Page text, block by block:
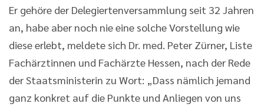
Er gehöre der Delegiertenversammlung seit 32 Jahren
an, habe aber noch nie eine solche Vorstellung wie
diese erlebt, meldete sich Dr. med. Peter Zürner, Liste
Fachärztinnen und Fachärzte Hessen, nach der Rede
der Staatsministerin zu Wort: „Dass nämlich jemand
ganz konkret auf die Punkte und Anliegen von uns